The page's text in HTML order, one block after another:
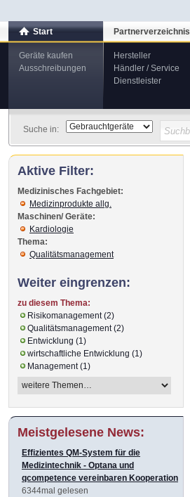
Start
Geräte kaufen
Ausschreibungen
Partnerverzeichnis
Hersteller
Händler / Service
Dienstleister
Suche in:
Aktive Filter:
Medizinisches Fachgebiet:
Medizinprodukte allg.
Maschinen/ Geräte:
Kardiologie
Thema:
Qualitätsmanagement
Weiter eingrenzen:
zu diesem Thema:
Risikomanagement (2)
Qualitätsmanagement (2)
Entwicklung (1)
wirtschaftliche Entwicklung (1)
Management (1)
Meistgelesene News:
Effizientes QM-System für die
Medizintechnik - Optana und
qcompetence vereinbaren Kooperation
6344mal gelesen